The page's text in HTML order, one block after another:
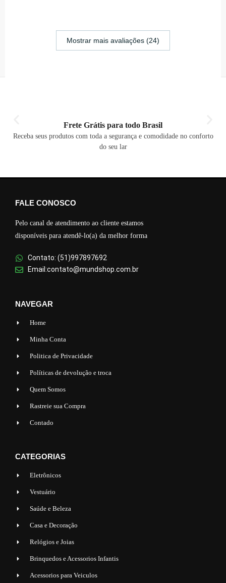
Mostrar mais avaliações (24)
Frete Grátis para todo Brasil
Receba seus produtos com toda a segurança e comodidade no conforto
do seu lar
FALE CONOSCO
Pelo canal de atendimento ao cliente estamos
disponíveis para atendê-lo(a) da melhor forma
Contato: (51)997897692
Email:contato@mundshop.com.br
NAVEGAR
Home
Minha Conta
Politica de Privacidade
Políticas de devolução e troca
Quem Somos
Rastreie sua Compra
Contado
CATEGORIAS
Eletrônicos
Vestuário
Saúde e Beleza
Casa e Decoração
Relógios e Joias
Brinquedos e Acessorios Infantis
Acessorios para Veiculos